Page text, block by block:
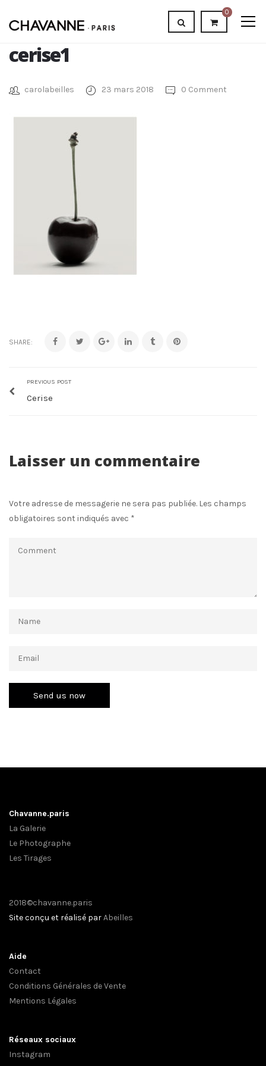
0
cerise1
carolabeilles 23 mars 2018 0 Comment
SHARE:
PREVIOUS POST
Cerise
Laisser un commentaire
Votre adresse de messagerie ne sera pas publiée. Les champs
obligatoires sont indiqués avec *
Chavanne.paris
La Galerie
Le Photographe
Les Tirages
2018©chavanne.paris
Site conçu et réalisé parAbeilles
Aide
Contact
Conditions Générales de Vente
Mentions Légales
Réseaux sociaux
Instagram